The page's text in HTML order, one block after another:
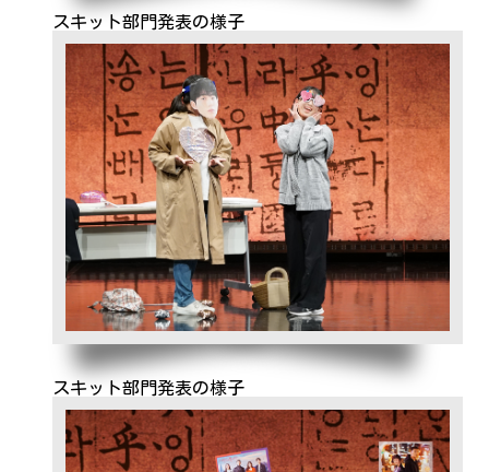
スキット部門発表の様子
スキット部門発表の様子